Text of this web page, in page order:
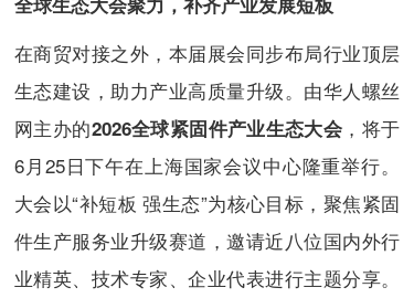
在商贸对接之外，本届展会同步布局行业顶层
生态建设，助力产业高质量升级。由华人螺丝
网主办的2026全球紧固件产业生态大会 ，将于
6月25日下午在上海国家会议中心隆重举行。
大会以“补短板 强生态”为核心目标，聚焦紧固
件生产服务业升级赛道，邀请近八位国内外行
业精英、技术专家、企业代表进行主题分享。